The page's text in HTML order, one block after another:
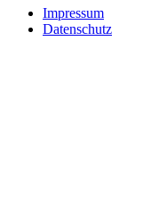
Impressum
Datenschutz